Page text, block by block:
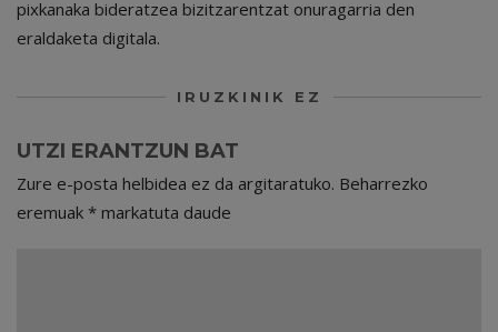
pixkanaka bideratzea bizitzarentzat onuragarria den
eraldaketa digitala.
IRUZKINIK EZ
UTZI ERANTZUN BAT
Zure e-posta helbidea ez da argitaratuko. Beharrezko
eremuak * markatuta daude